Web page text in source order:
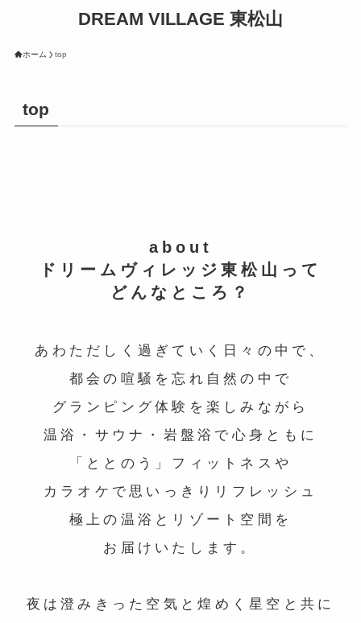
DREAM VILLAGE 東松山
ホーム top
top
about
ドリームヴィレッジ東松山って
どんなところ？
あわただしく過ぎていく日々の中で、
都会の喧騒を忘れ 自然の中で
グランピング体験を楽しみながら
温浴・サウナ・岩盤浴で心身ともに
「ととのう」 フィットネスや
カラオケで思いっきりリフレッシュ
極上の温浴とリゾート空間を
お届けいたします。
夜は澄みきった空気と煌めく星空と共に